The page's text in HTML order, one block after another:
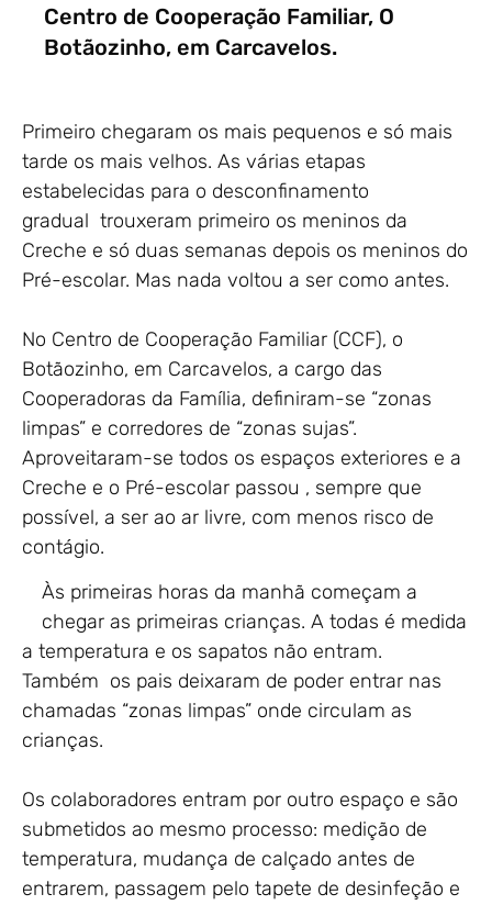
Centro de Cooperação Familiar, O
Botãozinho, em Carcavelos.
Primeiro chegaram os mais pequenos e só mais
tarde os mais velhos. As várias etapas
estabelecidas para o desconfinamento
gradual trouxeram primeiro os meninos da
Creche e só duas semanas depois os meninos do
Pré-escolar. Mas nada voltou a ser como antes.
No Centro de Cooperação Familiar (CCF), o
Botãozinho, em Carcavelos, a cargo das
Cooperadoras da Família, definiram-se “zonas
limpas” e corredores de “zonas sujas”.
Aproveitaram-se todos os espaços exteriores e a
Creche e o Pré-escolar passou , sempre que
possível, a ser ao ar livre, com menos risco de
contágio.
Às primeiras horas da manhã começam a
chegar as primeiras crianças. A todas é medida
a temperatura e os sapatos não entram.
Também os pais deixaram de poder entrar nas
chamadas “zonas limpas” onde circulam as
crianças.
Os colaboradores entram por outro espaço e são
submetidos ao mesmo processo: medição de
temperatura, mudança de calçado antes de
entrarem, passagem pelo tapete de desinfeção e